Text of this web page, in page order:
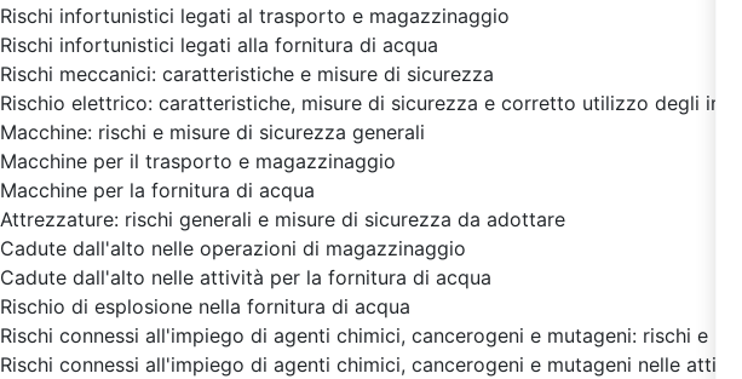
Rischi infortunistici legati al trasporto e magazzinaggio
Rischi infortunistici legati alla fornitura di acqua
Rischi meccanici: caratteristiche e misure di sicurezza
Rischio elettrico: caratteristiche, misure di sicurezza e corretto utilizzo degli
Macchine: rischi e misure di sicurezza generali
Macchine per il trasporto e magazzinaggio
Macchine per la fornitura di acqua
Attrezzature: rischi generali e misure di sicurezza da adottare
Cadute dall'alto nelle operazioni di magazzinaggio
Cadute dall'alto nelle attività per la fornitura di acqua
Rischio di esplosione nella fornitura di acqua
Rischi connessi all'impiego di agenti chimici, cancerogeni e mutageni: rischi e
Rischi connessi all'impiego di agenti chimici, cancerogeni e mutageni nelle